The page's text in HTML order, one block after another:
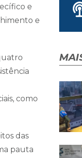
e
e
como
das
pauta